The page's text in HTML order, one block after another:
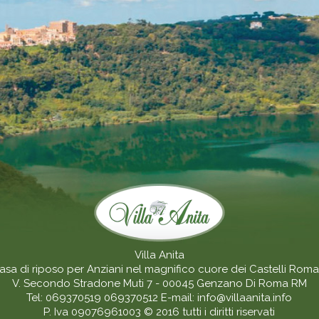
Villa Anita
di riposo per Anziani nel magnifico cuore dei Castelli
V. Secondo Stradone Muti 7 - 00045 Genzano Di Roma RM
Tel: 069370519 069370512 E-mail: info@villaanita.info
P. Iva 09076961003 © 2016 tutti i diritti riservati